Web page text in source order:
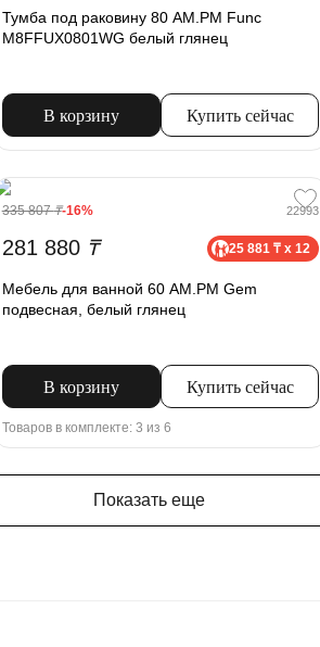
Тумба под раковину 80 AM.PM Func
M8FFUX0801WG белый глянец
В корзину Купить сейчас
335 807₸-16% 22993
281 880 ₸ 25 881 ₸ x 12
Мебель для ванной 60 AM.PM Gem
подвесная, белый глянец
В корзину Купить сейчас
Товаров в комплекте: 3 из 6
Показать еще